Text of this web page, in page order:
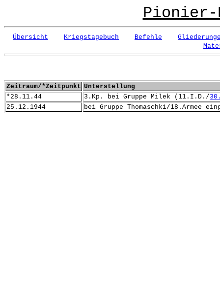
Übersicht Kriegstagebuch Befehle
Zeitraum/*Zeitpunkt Unterstellung
*28.11.44
3.Kp. bei Gruppe Milek (11.I.D./
25.12.1944
bei Gruppe Thomaschki/18.Armee